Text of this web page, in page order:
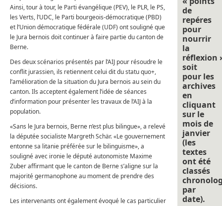
Ainsi, tour à tour, le Parti évangélique (PEV), le PLR, le PS,
les Verts, l’UDC, le Parti bourgeois-démocratique (PBD)
et l’Union démocratique fédérale (UDF) ont souligné que
le Jura bernois doit continuer à faire partie du canton de
Berne.
Des deux scénarios présentés par l’AIJ pour résoudre le
conflit jurassien, ils retiennent celui dit du statu quo+,
l’amélioration de la situation du Jura bernois au sein du
canton. Ils acceptent également l’idée de séances
d’information pour présenter les travaux de l’AIJ à la
population.
«Sans le Jura bernois, Berne n’est plus bilingue», a relevé
la députée socialiste Margreth Schär. «Le gouvernement
entonne sa litanie préférée sur le bilinguisme», a
souligné avec ironie le député autonomiste Maxime
Zuber affirmant que le canton de Berne s’aligne sur la
majorité germanophone au moment de prendre des
décisions.
Les intervenants ont également évoqué le cas particulier
de
repéres
pour
nourrir
la
réflexion
soit
pour les
archives
en
cliquant
sur le
mois de
janvier
(les
textes
ont été
classés
par
date).